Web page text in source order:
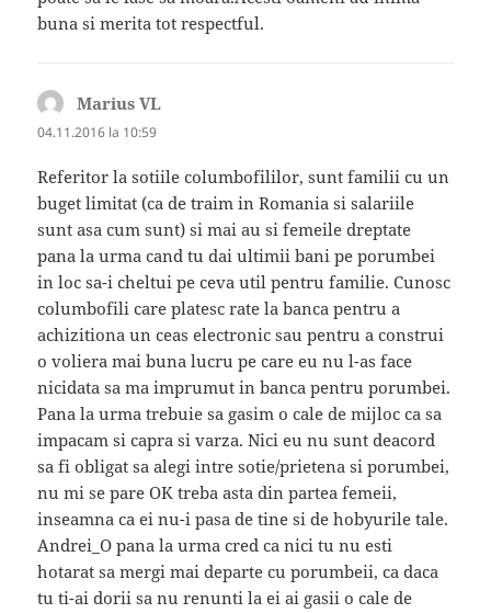
buna si merita tot respectful.
Marius VL
04.11.2016 la 10:59
Referitor la sotiile columbofililor, sunt familii cu un
buget limitat (ca de traim in Romania si salariile
sunt asa cum sunt) si mai au si femeile dreptate
pana la urma cand tu dai ultimii bani pe porumbei
in loc sa-i cheltui pe ceva util pentru familie. Cunosc
columbofili care platesc rate la banca pentru a
achizitiona un ceas electronic sau pentru a construi
o voliera mai buna lucru pe care eu nu l-as face
nicidata sa ma imprumut in banca pentru porumbei.
Pana la urma trebuie sa gasim o cale de mijloc ca sa
impacam si capra si varza. Nici eu nu sunt deacord
sa fi obligat sa alegi intre sotie/prietena si porumbei,
nu mi se pare OK treba asta din partea femeii,
inseamna ca ei nu-i pasa de tine si de hobyurile tale.
Andrei_O pana la urma cred ca nici tu nu esti
hotarat sa mergi mai departe cu porumbeii, ca daca
tu ti-ai dorii sa nu renunti la ei ai gasii o cale de